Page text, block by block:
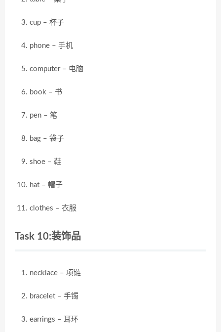
cup – 杯子
phone – 手机
computer – 电脑
book – 书
pen – 笔
bag – 袋子
shoe – 鞋
hat – 帽子
clothes – 衣服
Task 10:装饰品
necklace – 项链
bracelet – 手镯
earrings – 耳环